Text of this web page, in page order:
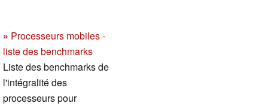
» Processeurs mobiles -
liste des benchmarks
Liste des benchmarks de
l'intégralité des
processeurs pour